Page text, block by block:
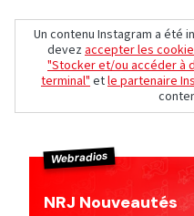
Un contenu Instagram a été
devezaccepter les
"Stocker et/ou accéder à
terminal"etle partenaire
Webradios
NRJ Nouveautés